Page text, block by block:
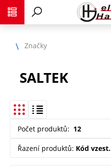
Značky
SALTEK
Počet produktů: 12
Řazení produktů: Kód vzest.